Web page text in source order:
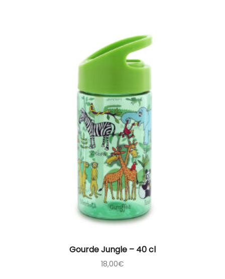
Gourde Jungle – 40 cl
18,00€